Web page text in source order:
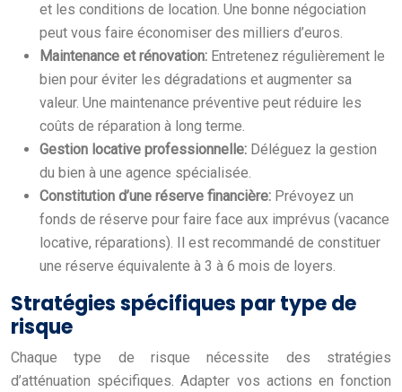
et les conditions de location. Une bonne négociation
peut vous faire économiser des milliers d’euros.
Maintenance et rénovation: Entretenez régulièrement le
bien pour éviter les dégradations et augmenter sa
valeur. Une maintenance préventive peut réduire les
coûts de réparation à long terme.
Gestion locative professionnelle: Déléguez la gestion
du bien à une agence spécialisée.
Constitution d’une réserve financière: Prévoyez un
fonds de réserve pour faire face aux imprévus (vacance
locative, réparations). Il est recommandé de constituer
une réserve équivalente à 3 à 6 mois de loyers.
Stratégies spécifiques par type de
risque
Chaque type de risque nécessite des stratégies
d’atténuation spécifiques. Adapter vos actions en fonction